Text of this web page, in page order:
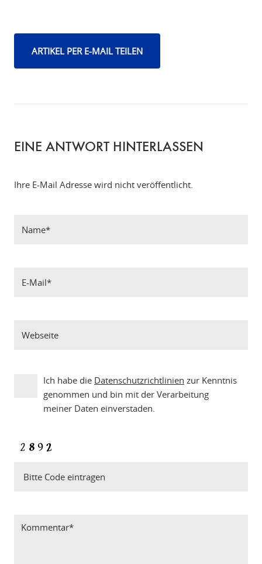
ARTIKEL PER E-MAIL TEILEN
EINE ANTWORT HINTERLASSEN
Ihre E-Mail Adresse wird nicht veröffentlicht.
Ich habe die Datenschutzrichtlinien zur Kenntnis
genommen und bin mit der Verarbeitung
meiner Daten einverstaden.